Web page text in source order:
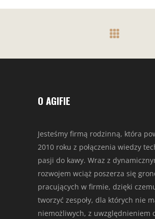
O AGIFIE
Jesteśmy firmą rodzinną, która
2010 roku z połączenia wiedzy
pasji do kawy. Wraz z
rozwojem wciąż poszerza się
pracujących w firmie, dzięki
tworzyć zespoły, dla których nie
niemożliwych, z uwzględnieniem